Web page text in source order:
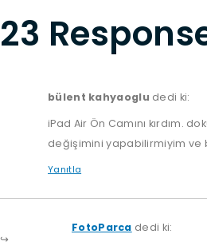
23
bülent kahyaoglu dedi ki:
iPad Air Ön Camını kırdım.
değişimini yapabilirmiyim ve
Yanıtla
FotoParca dedi ki: